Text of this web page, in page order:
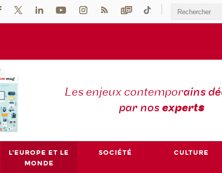
Les enjeux contemporains
par nosexperts
L'EUROPE ET LE
MONDE
SOCIÉTÉ CULTURE